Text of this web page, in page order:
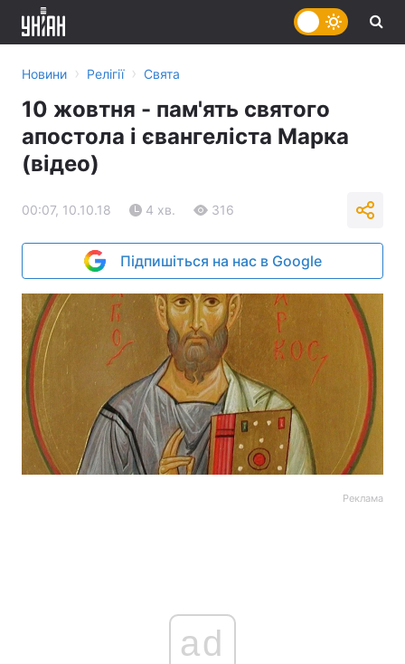
Новини › Релігії › Свята
10 жовтня - пам'ять святого
апостола і євангеліста Марка
(відео)
00:07, 10.10.18 4 хв. 316
Підпишіться на нас в Google
Реклама
ad